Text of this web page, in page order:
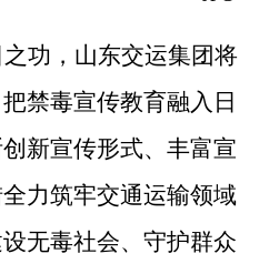
功，山东交运集团将
禁毒宣传教育融入日
新宣传形式、丰富宣
力筑牢交通运输领域
无毒社会、守护群众